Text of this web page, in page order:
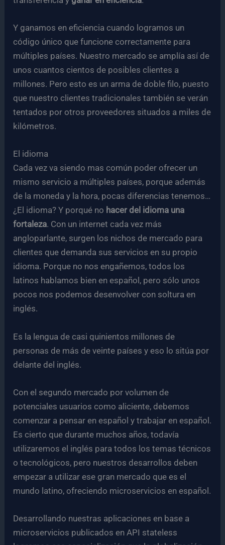
Y ganamos en eficiencia cuando logramos un
código único que funcione correctamente para
múltiples países. Nuestro mercado se amplía así de
unos cuantos cientos de posibles clientes a
millones. Pero esto es un arma de doble filo, puesto
que nuestro clientes tradicionales también se verán
tentados por otros proveedores situados a miles de
kilómetros.
El idioma
Cada vez va siendo mas común poder ofrecer un
mismo servicio a múltiples países, porque además
de la moneda y la hora, pocas diferencias tenemos…
¿El idioma? Y porqué no hacer del idioma una
fortaleza. Con un internet cada vez más
angloparlante, surgen los nichos de mercado para
clientes que demanda sus servicios en su propio
idioma. Porque no nos engañemos, todos los
latinos hablamos bien en español, pero sólo unos
pocos nos podemos desenvolver con soltura en
inglés.
Es la lengua de casi quinientos millones de
personas de más de veinte países y eso lo sitúa por
delante del inglés.
Con el segundo mercado por volumen de
potenciales usuarios como aliciente, debemos
comenzar a pensar en español y trabajar en español.
Es cierto que durante muchos años, todavía
utilizaremos el inglés para todos los temas técnicos
o tecnológicos, pero nuestros desarrollos deben
empezar a utilizar ese gran mercado que es el
mundo latino, ofreciendo microservicios en español.
Desarrollando nuestras aplicaciones en base a
microservicios publicados en API stateless